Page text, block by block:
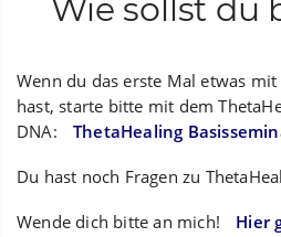
Wie sollst du
Wenn du das erste Mal etwas
hast, starte bitte mit dem
DNA:
ThetaHealing
Du hast noch Fragen zu
Wende dich bitte an mich! Hier